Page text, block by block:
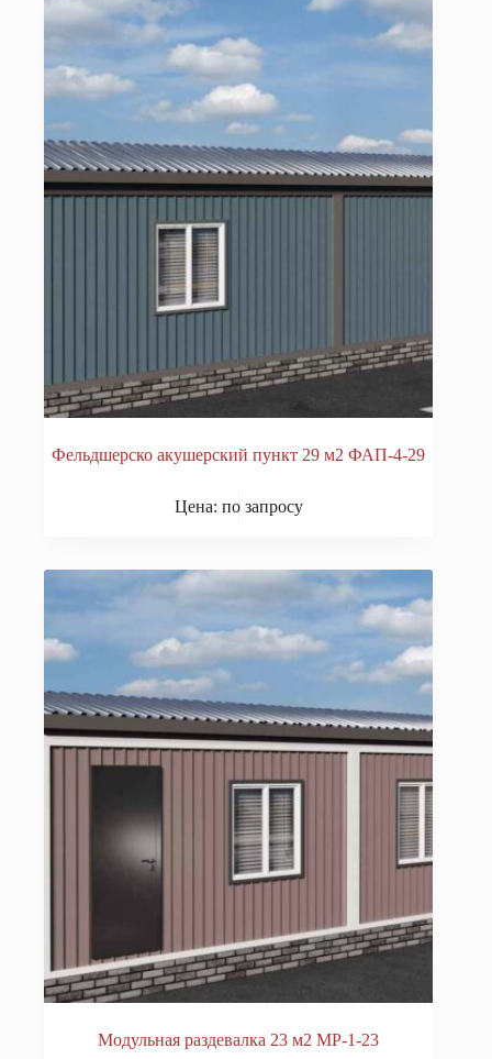
Фельдшерско акушерский пункт 29 м2 ФАП-4-29
Цена: по запросу
Модульная раздевалка 23 м2 МР-1-23